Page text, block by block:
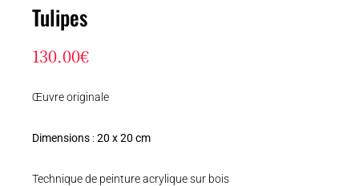
Tulipes
130.00€
Œuvre originale
Dimensions :20 x 20 cm
Technique de peinture acrylique sur bois